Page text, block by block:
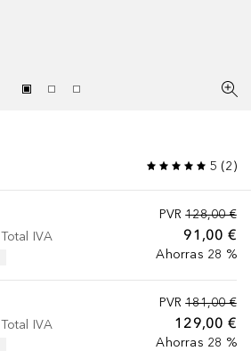
5 (2)
PVR 128,00 €
91,00 €
Ahorras 28 %
Total IVA
PVR 181,00 €
129,00 €
Ahorras 28 %
Total IVA